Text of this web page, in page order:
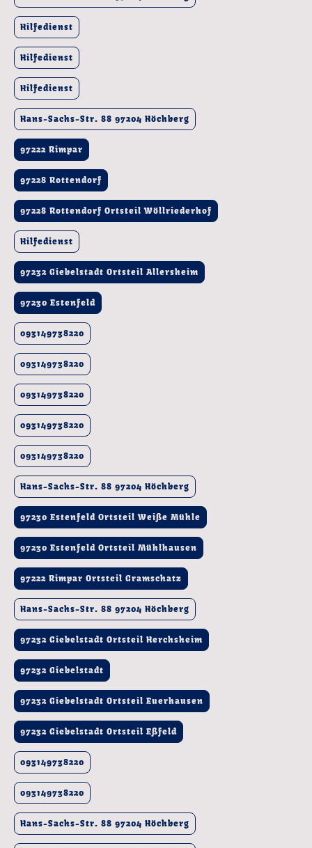
Hilfedienst
Hilfedienst
Hilfedienst
Hans-Sachs-Str. 88 97204 Höchberg
97222 Rimpar
97228 Rottendorf
97228 Rottendorf Ortsteil Wöllriederhof
Hilfedienst
97232 Giebelstadt Ortsteil Allersheim
97230 Estenfeld
093149738220
093149738220
093149738220
093149738220
093149738220
Hans-Sachs-Str. 88 97204 Höchberg
97230 Estenfeld Ortsteil Weiße Mühle
97230 Estenfeld Ortsteil Mühlhausen
97222 Rimpar Ortsteil Gramschatz
Hans-Sachs-Str. 88 97204 Höchberg
97232 Giebelstadt Ortsteil Herchsheim
97232 Giebelstadt
97232 Giebelstadt Ortsteil Euerhausen
97232 Giebelstadt Ortsteil Eßfeld
093149738220
093149738220
Hans-Sachs-Str. 88 97204 Höchberg